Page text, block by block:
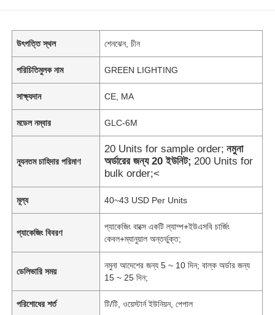
উৎপত্তি স্থল শেনঝেন, চীন
পরিচিতিমুলক নাম GREEN LIGHTING
সাক্ষ্যদান CE, MA
মডেল নম্বার GLC-6M
ন্যূনতম চাহিদার পরিমাণ
20 Units for sample order; নমুনা
অর্ডারের জন্য 20 ইউনিট; 200 Units for
bulk order;<
মূল্য 40~43 USD Per Units
প্যাকেজিং বিবরণ
প্যাকেজিং বাক্সে একটি ল্যাম্প+ইউএসবি চার্জিং
কেবল+ম্যানুয়াল অন্তর্ভুক্ত;
ডেলিভারি সময়
নমুনা আদেশের জন্য 5 ~ 10 দিন; বাল্ক অর্ডার জন্য
15 ~ 25 দিন;
পরিশোধের শর্ত টি/টি, ওয়েস্টার্ন ইউনিয়ন, পেপাল